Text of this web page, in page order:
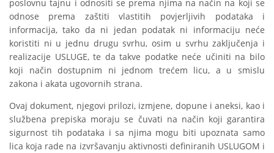
poslovnu tajnu i odnositi se prema njima na način na koji se
odnose prema zaštiti vlastitih povjerljivih podataka i
informacija, tako da ni jedan podatak ni informaciju neće
koristiti ni u jednu drugu svrhu, osim u svrhu zaključenja i
realizacije USLUGE, te da takve podatke neće učiniti na bilo
koji način dostupnim ni jednom trećem licu, a u smislu
zakona i akata ugovornih strana.
Ovaj dokument, njegovi prilozi, izmjene, dopune i aneksi, kao i
službena prepiska moraju se čuvati na način koji garantira
sigurnost tih podataka i sa njima mogu biti upoznata samo
lica koja rade na izvršavanju aktivnosti definiranih USLUGOM i